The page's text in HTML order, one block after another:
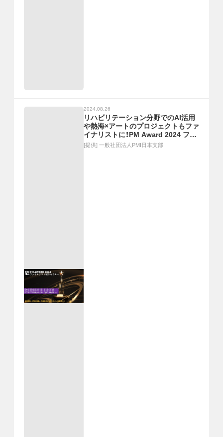
2024.08.26
リハビリテーション分野でのAI活用
や熱海×アートのプロジェクトもファ
イナリストに！PM Award 2024 ファ
イナリスト紹介セミナーを視聴し日
[提供] 一般社団法人PMI日本支部